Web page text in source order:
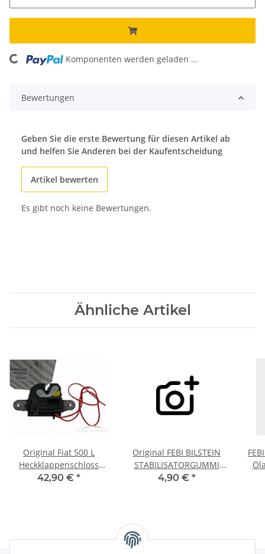
Loading... Komponenten werden geladen ...
Bewertungen
Geben Sie die erste Bewertung für diesen Artikel ab
und helfen Sie Anderen bei der Kaufentscheidung
Artikel bewerten
Es gibt noch keine Bewertungen.
Ähnliche Artikel
Original Fiat 500 L
Heckklappenschloss
Schloss Verriegelung
42,90 € *
Original FEBI BILSTEIN
STABILISATORGUMMI
MERCEDES SPRINTER
4,90 € *